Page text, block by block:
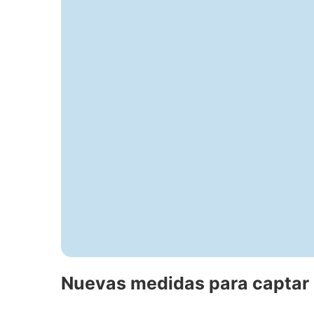
Nuevas medidas para